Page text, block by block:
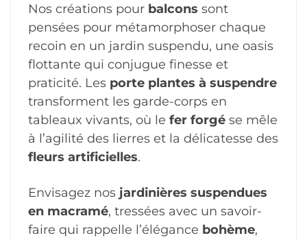
Nos créations pour balcons sont
pensées pour métamorphoser chaque
recoin en un jardin suspendu, une oasis
flottante qui conjugue finesse et
praticité. Les porte plantes à suspendre
transforment les garde-corps en
tableaux vivants, où le fer forgé se mêle
à l’agilité des lierres et la délicatesse des
fleurs artificielles.
Envisagez nos jardinières suspendues
en macramé, tressées avec un savoir-
faire qui rappelle l’élégance bohème,